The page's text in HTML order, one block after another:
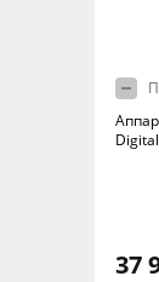
Digital
37